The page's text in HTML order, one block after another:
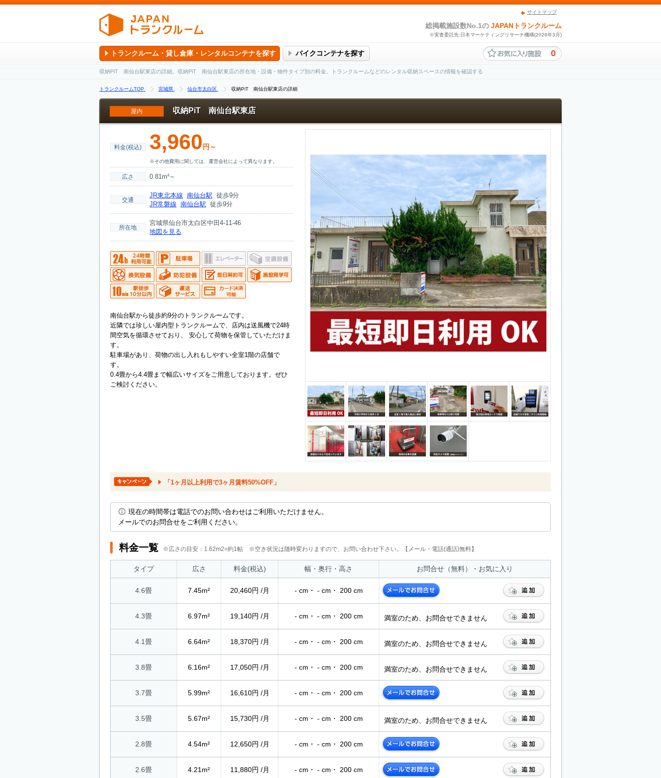
サイトマップ
総掲載施設数No.1の JAPANトランクルーム
※実査委託先:日本マーケティングリサーチ機構(2026年3月)
トランクルーム・貸し倉庫・レンタルコンテナを探す バイクコンテナを探す 0
収納PiT 南仙台駅東店の詳細。収納PiT 南仙台駅東店の所在地・設備・物件タイプ別の料金。トランクルームなどのレンタル収納スペースの情報を確認する
トランクルームTOP 宮城県 仙台市太白区 収納PiT 南仙台駅東店の詳細
屋内 収納PiT 南仙台駅東店
料金(税込) 3,960 円～
※その他費用に関しては、運営会社によって異なります。
広さ 0.81m²～
交通
JR東北本線 南仙台駅 徒歩9分
JR常磐線 南仙台駅 徒歩9分
所在地
宮城県仙台市太白区中田4-11-46
地図を見る
南仙台駅から徒歩約9分のトランクルームです。
近隣では珍しい屋内型トランクルームで、店内は送風機で24時
間空気を循環させており、 安心して荷物を保管していただけま
す。
駐車場があり、荷物の出し入れもしやすい全室1階の店舗で
す。
0.4畳から4.4畳まで幅広いサイズをご用意しております。ぜひ
ご検討ください。
「1ヶ月以上利用で3ヶ月賃料50%OFF」
現在の時間帯は電話でのお問い合わせはご利用いただけません。
メールでのお問合せをご利用ください。
料金一覧 ※広さの目安：1.62m2=約1帖 ※空き状況は随時変わりますので、お問い合わせ下さい。【メール・電話(通話)無料】
タイプ 広さ 料金(税込) 幅・奥行・高さ お問合せ（無料）・お気に入り
4.6畳 7.45m² 20,460円 /月 - cm・ - cm・ 200 cm
4.3畳 6.97m² 19,140円 /月 - cm・ - cm・ 200 cm 満室のため、お問合せできません
4.1畳 6.64m² 18,370円 /月 - cm・ - cm・ 200 cm 満室のため、お問合せできません
3.8畳 6.16m² 17,050円 /月 - cm・ - cm・ 200 cm 満室のため、お問合せできません
3.7畳 5.99m² 16,610円 /月 - cm・ - cm・ 200 cm
3.5畳 5.67m² 15,730円 /月 - cm・ - cm・ 200 cm 満室のため、お問合せできません
2.8畳 4.54m² 12,650円 /月 - cm・ - cm・ 200 cm
2.6畳 4.21m² 11,880円 /月 - cm・ - cm・ 200 cm